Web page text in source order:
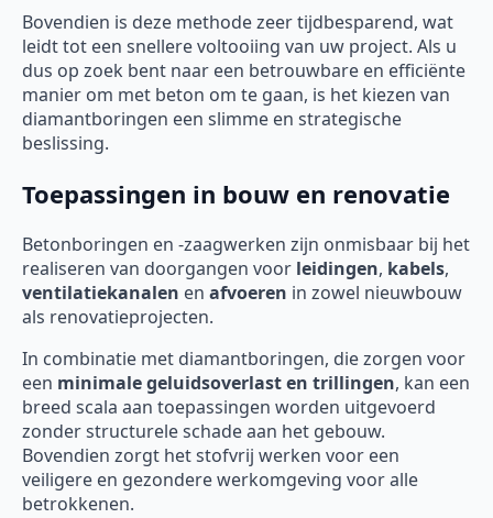
Bovendien is deze methode zeer tijdbesparend, wat
leidt tot een snellere voltooiing van uw project. Als u
dus op zoek bent naar een betrouwbare en efficiënte
manier om met beton om te gaan, is het kiezen van
diamantboringen een slimme en strategische
beslissing.
Toepassingen in bouw en renovatie
Betonboringen en -zaagwerken zijn onmisbaar bij het
realiseren van doorgangen voor leidingen, kabels,
ventilatiekanalen en afvoeren in zowel nieuwbouw
als renovatieprojecten.
In combinatie met diamantboringen, die zorgen voor
een minimale geluidsoverlast en trillingen, kan een
breed scala aan toepassingen worden uitgevoerd
zonder structurele schade aan het gebouw.
Bovendien zorgt het stofvrij werken voor een
veiligere en gezondere werkomgeving voor alle
betrokkenen.